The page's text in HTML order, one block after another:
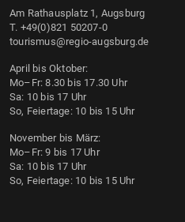
Am Rathausplatz 1, Augsburg
T. +49(0)821 50207-0
tourismus@regio-augsburg.de
April bis Oktober:
Mo–Fr: 8.30 bis 17.30 Uhr
Sa: 10 bis 17 Uhr
So, Feiertage: 10 bis 15 Uhr
November bis März:
Mo–Fr: 9 bis 17 Uhr
Sa: 10 bis 17 Uhr
So, Feiertage: 10 bis 15 Uhr